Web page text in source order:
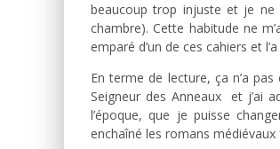
beaucoup trop injuste et je ne
chambre). Cette habitude ne
emparé d’un de ces cahiers et
En terme de lecture, ça n’a
Seigneur des Anneaux et j’ai
l’époque, que je puisse
enchaîné les romans